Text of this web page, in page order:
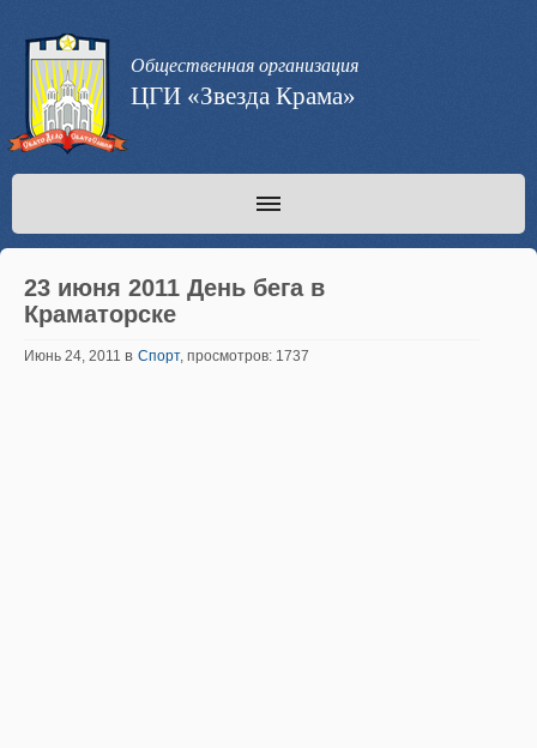
Общественная организация
ЦГИ «Звезда Крама»
23 июня 2011 День бега в
Краматорске
Июнь 24, 2011 в Спорт, просмотров: 1737